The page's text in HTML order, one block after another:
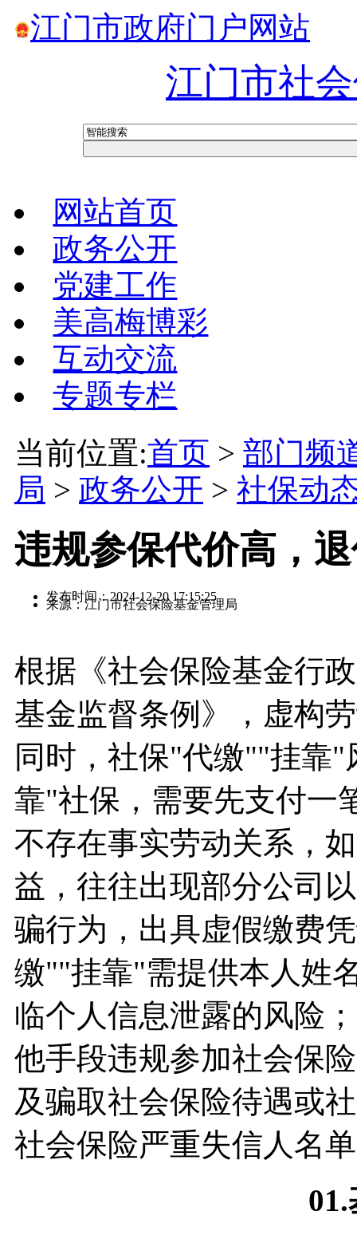
江门市政府门户网站
江门市社
网站首页
政务公开
党建工作
美高梅博彩
互动交流
专题专栏
当前位置:首页 > 部门频
局 > 政务公开 > 社保动
违规参保代价高，
发布时间：2024-12-20 17:15:25
来源：江门市社会保险基金管理局
根据《社会保险基金行
基金监督条例》，虚构
同时，社保"代缴""挂靠
靠"社保，需要先支付一
不存在事实劳动关系，
益，往往出现部分公司
骗行为，出具虚假缴费
缴""挂靠"需提供本人姓
临个人信息泄露的风险
他手段违规参加社会保
及骗取社会保险待遇或
社会保险严重失信人名
01.